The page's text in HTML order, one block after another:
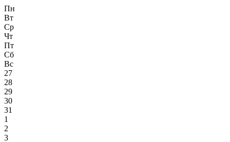
Пн
Вт
Ср
Чт
Пт
Сб
Вс
27
28
29
30
31
1
2
3